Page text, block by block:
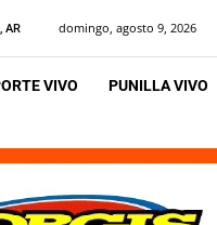
AR domingo, agosto 9, 2026
VIVO PUNILLA VIVO